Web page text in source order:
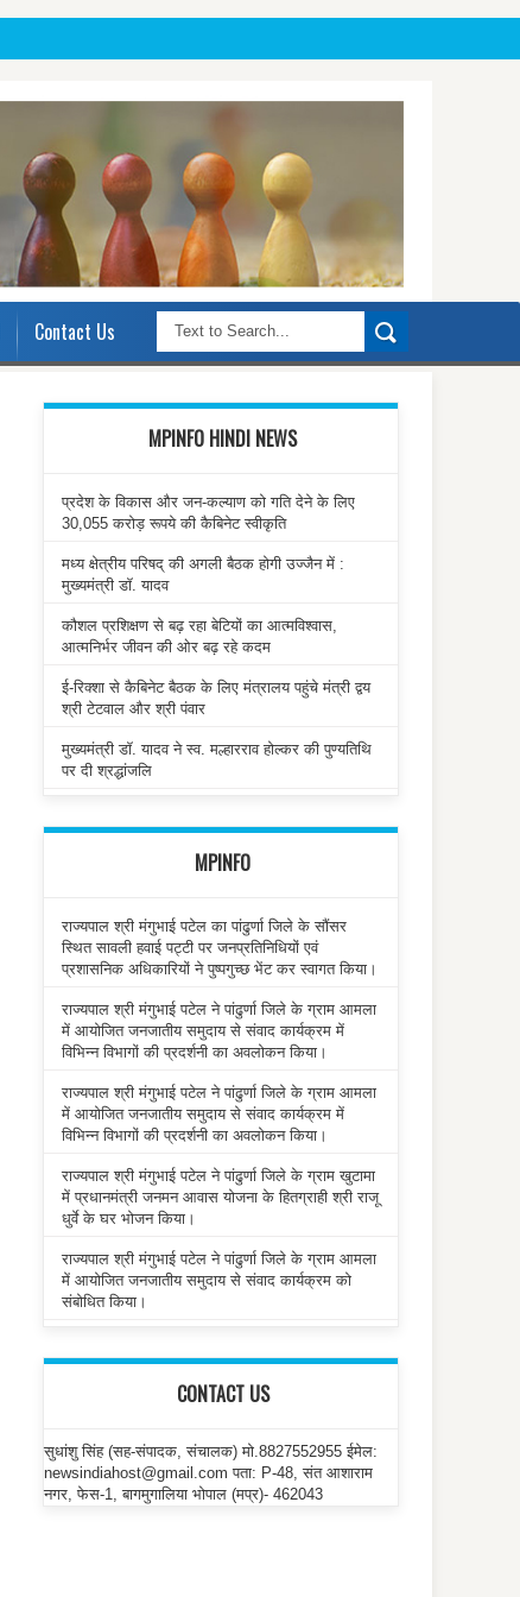
Contact Us
MPINFO HINDI NEWS
प्रदेश के विकास और जन-कल्याण को गति देने के लिए
30,055 करोड़ रूपये की कैबिनेट स्वीकृति
मध्य क्षेत्रीय परिषद् की अगली बैठक होगी उज्जैन में :
मुख्यमंत्री डॉ. यादव
कौशल प्रशिक्षण से बढ़ रहा बेटियों का आत्मविश्वास,
आत्मनिर्भर जीवन की ओर बढ़ रहे कदम
ई-रिक्शा से कैबिनेट बैठक के लिए मंत्रालय पहुंचे मंत्री द्वय
श्री टेटवाल और श्री पंवार
मुख्यमंत्री डॉ. यादव ने स्व. मल्हारराव होल्कर की पुण्यतिथि
पर दी श्रद्धांजलि
MPINFO
राज्यपाल श्री मंगुभाई पटेल का पांढुर्णा जिले के सौंसर
स्थित सावली हवाई पट्टी पर जनप्रतिनिधियों एवं
प्रशासनिक अधिकारियों ने पुष्पगुच्छ भेंट कर स्वागत किया।
राज्यपाल श्री मंगुभाई पटेल ने पांढुर्णा जिले के ग्राम आमला
में आयोजित जनजातीय समुदाय से संवाद कार्यक्रम में
विभिन्न विभागों की प्रदर्शनी का अवलोकन किया।
राज्यपाल श्री मंगुभाई पटेल ने पांढुर्णा जिले के ग्राम आमला
में आयोजित जनजातीय समुदाय से संवाद कार्यक्रम में
विभिन्न विभागों की प्रदर्शनी का अवलोकन किया।
राज्यपाल श्री मंगुभाई पटेल ने पांढुर्णा जिले के ग्राम खुटामा
में प्रधानमंत्री जनमन आवास योजना के हितग्राही श्री राजू
धुर्वे के घर भोजन किया।
राज्यपाल श्री मंगुभाई पटेल ने पांढुर्णा जिले के ग्राम आमला
में आयोजित जनजातीय समुदाय से संवाद कार्यक्रम को
संबोधित किया।
CONTACT US
सुधांशु सिंह (सह-संपादक, संचालक) मो.8827552955 ईमेल:
newsindiahost@gmail.com पता: P-48, संत आशाराम
नगर, फेस-1, बागमुगालिया भोपाल (मप्र)- 462043